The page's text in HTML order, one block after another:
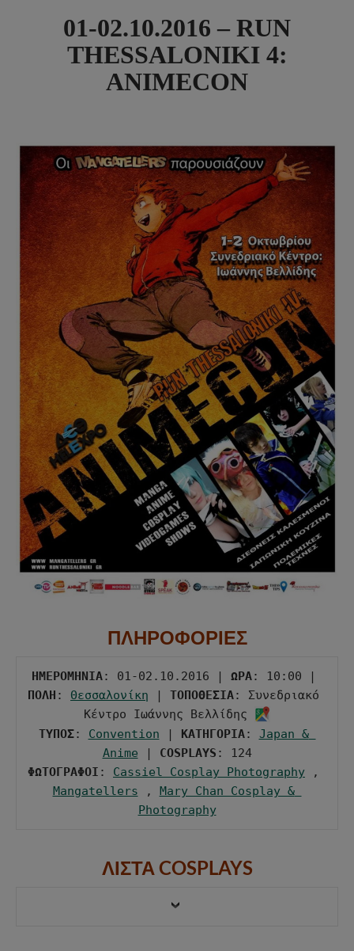
01-02.10.2016 – RUN
THESSALONIKI 4:
ANIMECON
ΠΛΗΡΟΦΟΡΙΕΣ
ΗΜΕΡΟΜΗΝΙΑ: 01-02.10.2016 | ΩΡΑ
ΠΟΛΗ : Θεσσαλονίκη | ΤΟΠΟΘΕΣΙΑ: Συνεδριακό
Κέντρο Ιωάννης Βελλίδης
ΤΥΠΟΣ: Convention | ΚΑΤΗΓΟΡΙΑ: Japan &
Anime | COSPLAYS
: 124
ΦΩΤΟΓΡΑΦΟΙ : Cassiel Cosplay Photography
Mangatellers , Mary Chan Cosplay &
Photography
ΛΙΣΤΑ COSPLAYS